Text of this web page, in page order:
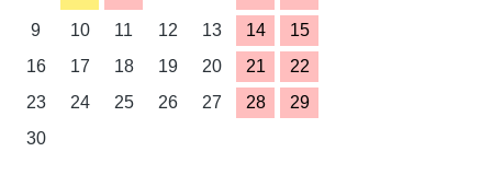
9
10 11 12 13 14
15
16
17 18 19 20 21
22
23
24 25 26 27 28
29
30